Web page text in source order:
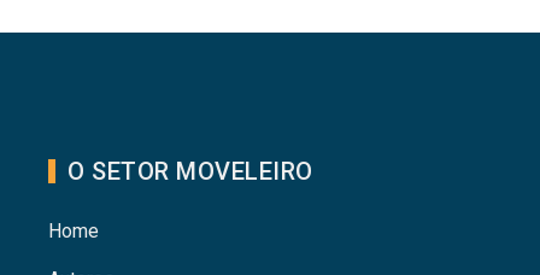
O SETOR MOVELEIRO
Home